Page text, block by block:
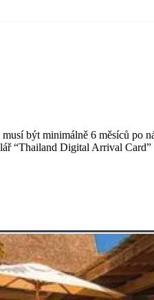
být minimálně 6 měsíců po
“Thailand Digital Arrival Card”